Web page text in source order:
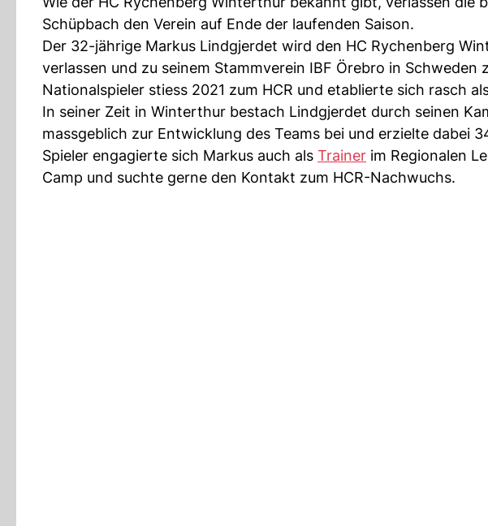
Schüpbach den Verein auf Ende der laufenden Saison.
Der 32-jährige Markus Lindgjerdet wird den HC Rychenberg
verlassen und zu seinem Stammverein IBF Örebro in
Nationalspieler stiess 2021 zum HCR und etablierte sich rasch
In seiner Zeit in Winterthur bestach Lindgjerdet durch seinen
massgeblich zur Entwicklung des Teams bei und erzielte dabei
Spieler engagierte sich Markus auch als Trainer im Regionalen
Camp und suchte gerne den Kontakt zum HCR-Nachwuchs.